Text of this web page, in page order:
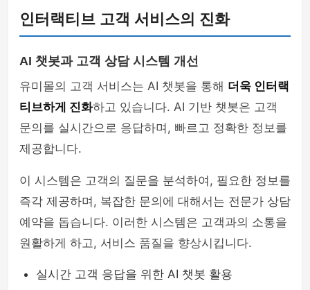
인터랙티브 고객 서비스의 진화
AI 챗봇과 고객 상담 시스템 개선
유미몰의 고객 서비스는 AI 챗봇을 통해 더욱 인터랙
티브하게 진화하고 있습니다. AI 기반 챗봇은 고객
문의를 실시간으로 응답하며, 빠르고 정확한 정보를
제공합니다.
이 시스템은 고객의 질문을 분석하여, 필요한 정보를
즉각 제공하며, 복잡한 문의에 대해서는 전문가 상담
예약을 돕습니다. 이러한 시스템은 고객과의 소통을
원활하게 하고, 서비스 품질을 향상시킵니다.
실시간 고객 응답을 위한 AI 챗봇 활용